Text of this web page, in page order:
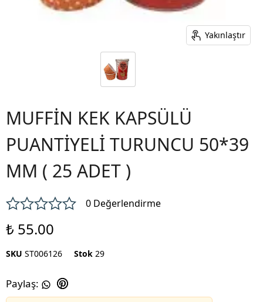
Yakınlaştır
MUFFİN KEK KAPSÜLÜ
PUANTİYELİ TURUNCU 50*39
MM ( 25 ADET )
0 Değerlendirme
₺ 55.00
SKU ST006126 Stok 29
Paylaş: